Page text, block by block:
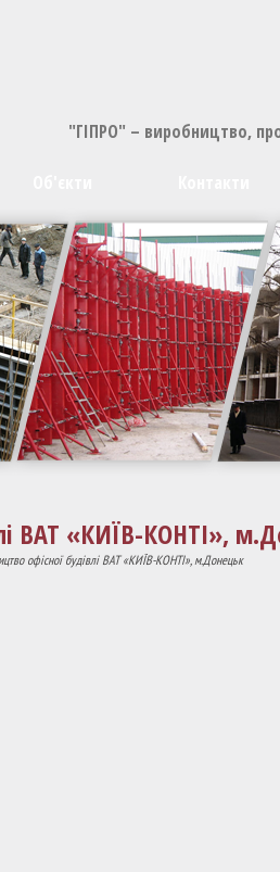
"ГІПРО" – виробництво,
ВАТ «КИЇВ-КОНТІ»,
офісної будівлі ВАТ «КИЇВ-КОНТІ», м.Донецьк